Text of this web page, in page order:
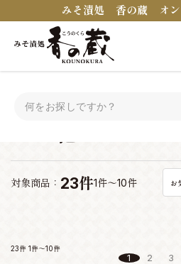
みそ漬処 香の蔵 オン
対象商品： 23件1件～10件 お
23件 1件～10件
1 2 3